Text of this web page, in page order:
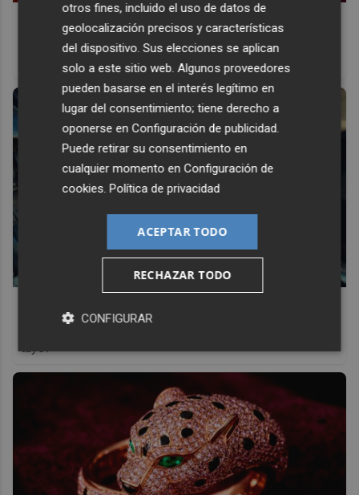
Corepunk MMORPG
Un verdadero MMORPG de la vieja escuela ¡Cómo los de
antes, pero mejor!
Los pasaportes más poderosos del mundo, ¿está el
otros fines, incluido el uso de datos de
geolocalización precisos y características
del dispositivo. Sus elecciones se aplican
solo a este sitio web. Algunos proveedores
pueden basarse en el interés legítimo en
lugar del consentimiento; tiene derecho a
oponerse enConfiguración de publicidad.
Puede retirar su consentimiento en
cualquier momento enConfiguración de
cookies.Política de privacidad
ACEPTAR TODO
RECHAZAR TODO
CONFIGURAR